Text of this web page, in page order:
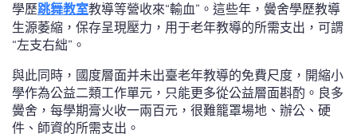
學歷跳舞教室教導等營收來“輸血”。這些年，黌舍學歷教導
生源萎縮，保存呈現壓力，用于老年教導的所需支出，可謂
“左支右絀”。
與此同時，國度層面并未出臺老年教導的免費尺度，開縮小
學作為公益二類工作單元，只能更多從公益層面斟酌。良多
黌舍，每學期膏火收一兩百元，很難籠罩場地、辦公、硬
件、師資的所需支出。